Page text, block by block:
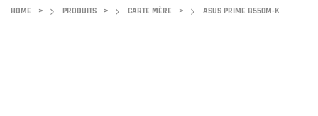
HOME > PRODUITS > CARTE MÈRE > ASUS PRIME B550M-K